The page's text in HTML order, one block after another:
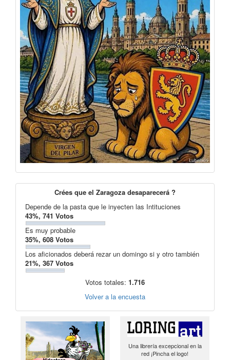
Crées que el Zaragoza desaparecerá ?
Depende de la pasta que le inyecten las Intituciones
43%, 741 Votos
Es muy probable
35%, 608 Votos
Los aficionados deberá rezar un domingo si y otro también
21%, 367 Votos
Votos totales: 1.716
Volver a la encuesta
Una librería excepcional en la
red ¡Pincha el logo!